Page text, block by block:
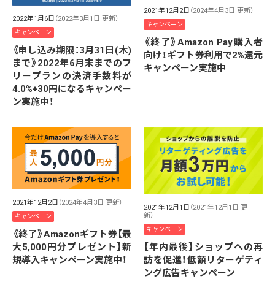
2022年1月6日 （2022年3月1日 更新）
キャンペーン
《申し込み期限：3月31日(木)
まで》2022年6月末までのフ
リープランの決済手数料が
4.0%+30円になるキャンペー
ン実施中！
2021年12月2日 （2024年4月3日 更新）
キャンペーン
《終了》Amazon Pay購入者
向け！ギフト券利用で2%還元
キャンペーン実施中
2021年12月2日 （2024年4月3日 更新）
キャンペーン
《終了》Amazonギフト券【最
大5,000円分プレゼント】新
規導入キャンペーン実施中！
2021年12月1日 （2021年12月1日 更
新）
キャンペーン
【年内最後】ショップへの再
訪を促進！低額リターゲティ
ング広告キャンペーン